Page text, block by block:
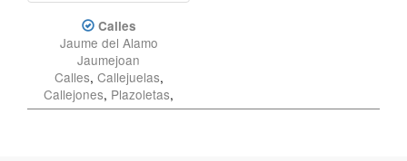
Calles
Jaume del Alamo
Jaumejoan
Calles, Callejuelas,
Callejones, Plazoletas,